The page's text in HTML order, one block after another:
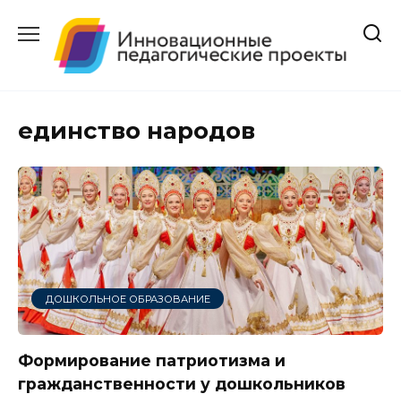
содержанию
единство народов
ДОШКОЛЬНОЕ ОБРАЗОВАНИЕ
Формирование патриотизма и
гражданственности у дошкольников